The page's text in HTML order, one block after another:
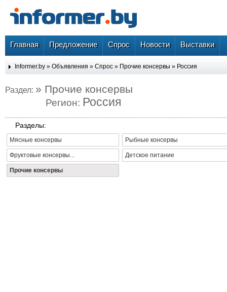
Главная Предложение Спрос Новости Выставки
Informer.by » Объявления » Спрос » Прочие консервы » Россия
Раздел: » Прочие консервы
Регион: Россия
Разделы:
Мясные консервы Рыбные консервы
Фруктовые консервы... Детское питание
Прочие консервы